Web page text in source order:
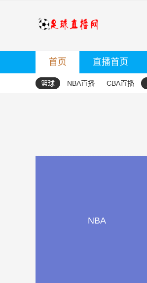
首页 直播首页
篮球 NBA直播 CBA直播
NBA